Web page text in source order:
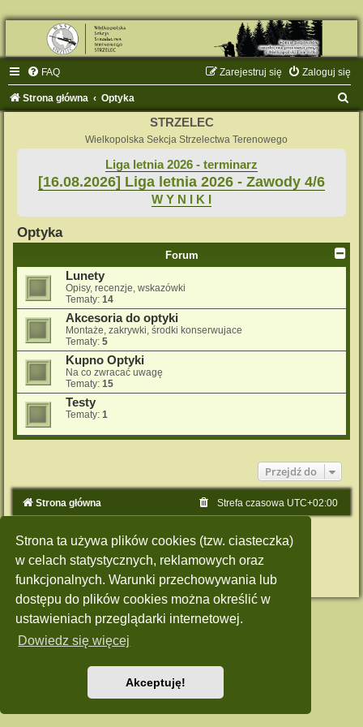
Strona ta używa plików cookies (tzw. ciasteczka)
w celach statystycznych, reklamowych oraz
funkcjonalnych. Warunki przechowywania lub
dostępu do plików cookies można określić w
ustawieniach przeglądarki internetowej.
Dowiedz się więcej
Akceptuję!
FAQ Zaloguj się
Zarejestruj się
Strona główna Optyka
STRZELEC
Wielkopolska Sekcja Strzelectwa Terenowego
Liga letnia 2026 - terminarz
[16.08.2026] Liga letnia 2026 - Zawody 4/6
W Y N I K I
Optyka
Forum
Lunety
Opisy, recenzje, wskazówki
Tematy: 14
Akcesoria do optyki
Montaże, zakrywki, środki konserwujace
Tematy: 5
Kupno Optyki
Na co zwracać uwagę
Tematy: 15
Testy
Tematy: 1
Przejdź do
Strona główna Strefa czasowa UTC+02:00
Polski pakiet językowy dostarcza phpBB.pl
Style: Green-Style by Joyce&Luna
phpBB-Style-Design
Zasady ochrony danych osobowych